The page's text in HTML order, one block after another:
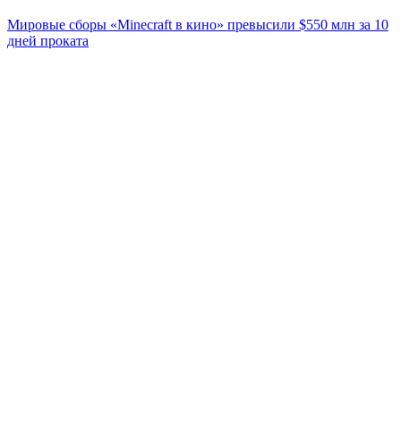
Мировые сборы «Minecraft в кино» превысили $550 млн за 10
дней проката